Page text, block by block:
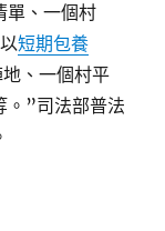
單、一個村
短期包養
、一個村平
。”司法部普法